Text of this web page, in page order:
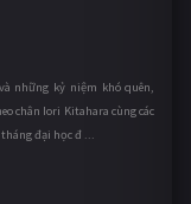
những kỷ niệm khó quên,
chân Iori Kitahara cùng các
đại học đ ...